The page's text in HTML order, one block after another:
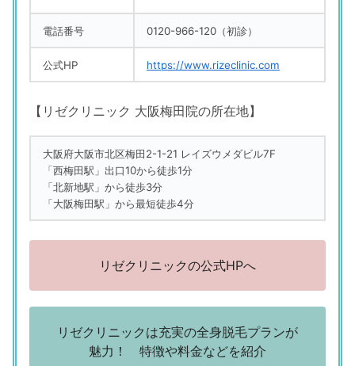
電話番号 0120-966-120（初診）
公式HP https://www.rizeclinic.com
【リゼクリニック 大阪梅田院の所在地】
大阪府大阪市北区梅田2-1-21 レイズウメダビル7F
「西梅田駅」出口10から徒歩1分
「北新地駅」から徒歩3分
「大阪梅田駅」から最短徒歩4分
リゼクリニックの公式HPへ
リゼクリニックは充実の全身脱毛プランが
魅力！ 特徴や料金などを紹介